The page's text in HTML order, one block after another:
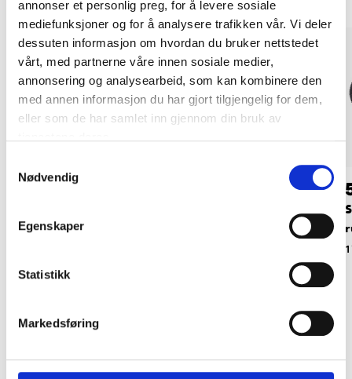
annonser et personlig preg, for å levere sosiale
mediefunksjoner og for å analysere trafikken vår. Vi deler
dessuten informasjon om hvordan du bruker nettstedet
vårt, med partnerne våre innen sosiale medier,
annonsering og analysearbeid, som kan kombinere den
med annen informasjon du har gjort tilgjengelig for dem,
eller som de har samlet inn gjennom din bruk av
Nødvendig
Egenskaper
Statistikk
Markedsføring
4690
mm
Sagblad fintannet, 69
Relaterte produkter